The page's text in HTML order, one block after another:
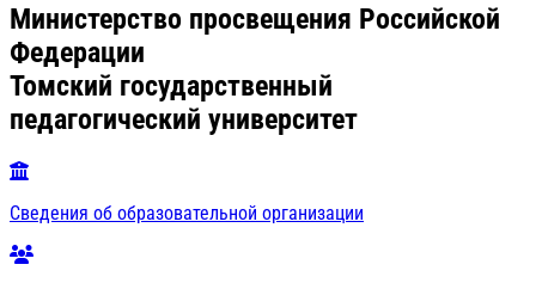
Министерство просвещения Российской
Федерации
Томский государственный
педагогический университет
Сведения об образовательной организации